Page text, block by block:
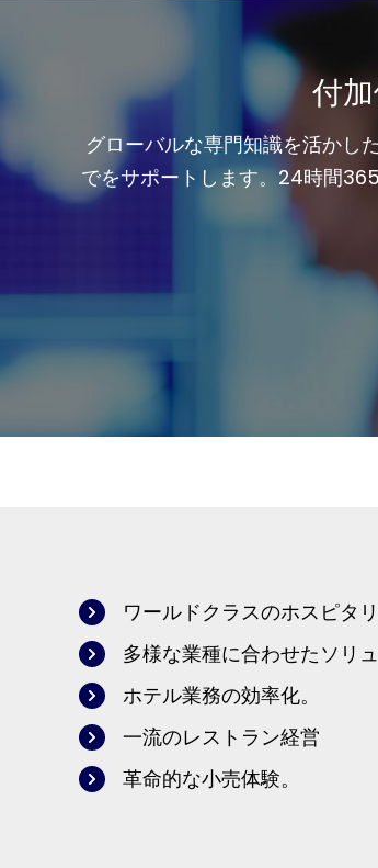
付
グローバルな専門知識を活かし
でをサポートします。24時間
ワールドクラスのホスピタ
多様な業種に合わせたソリ
ホテル業務の効率化。
一流のレストラン経営
革命的な小売体験。